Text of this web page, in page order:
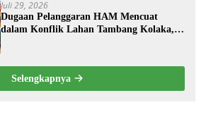
Juli 29, 2026
Dugaan Pelanggaran HAM Mencuat
dalam Konflik Lahan Tambang Kolaka,
Selengkapnya